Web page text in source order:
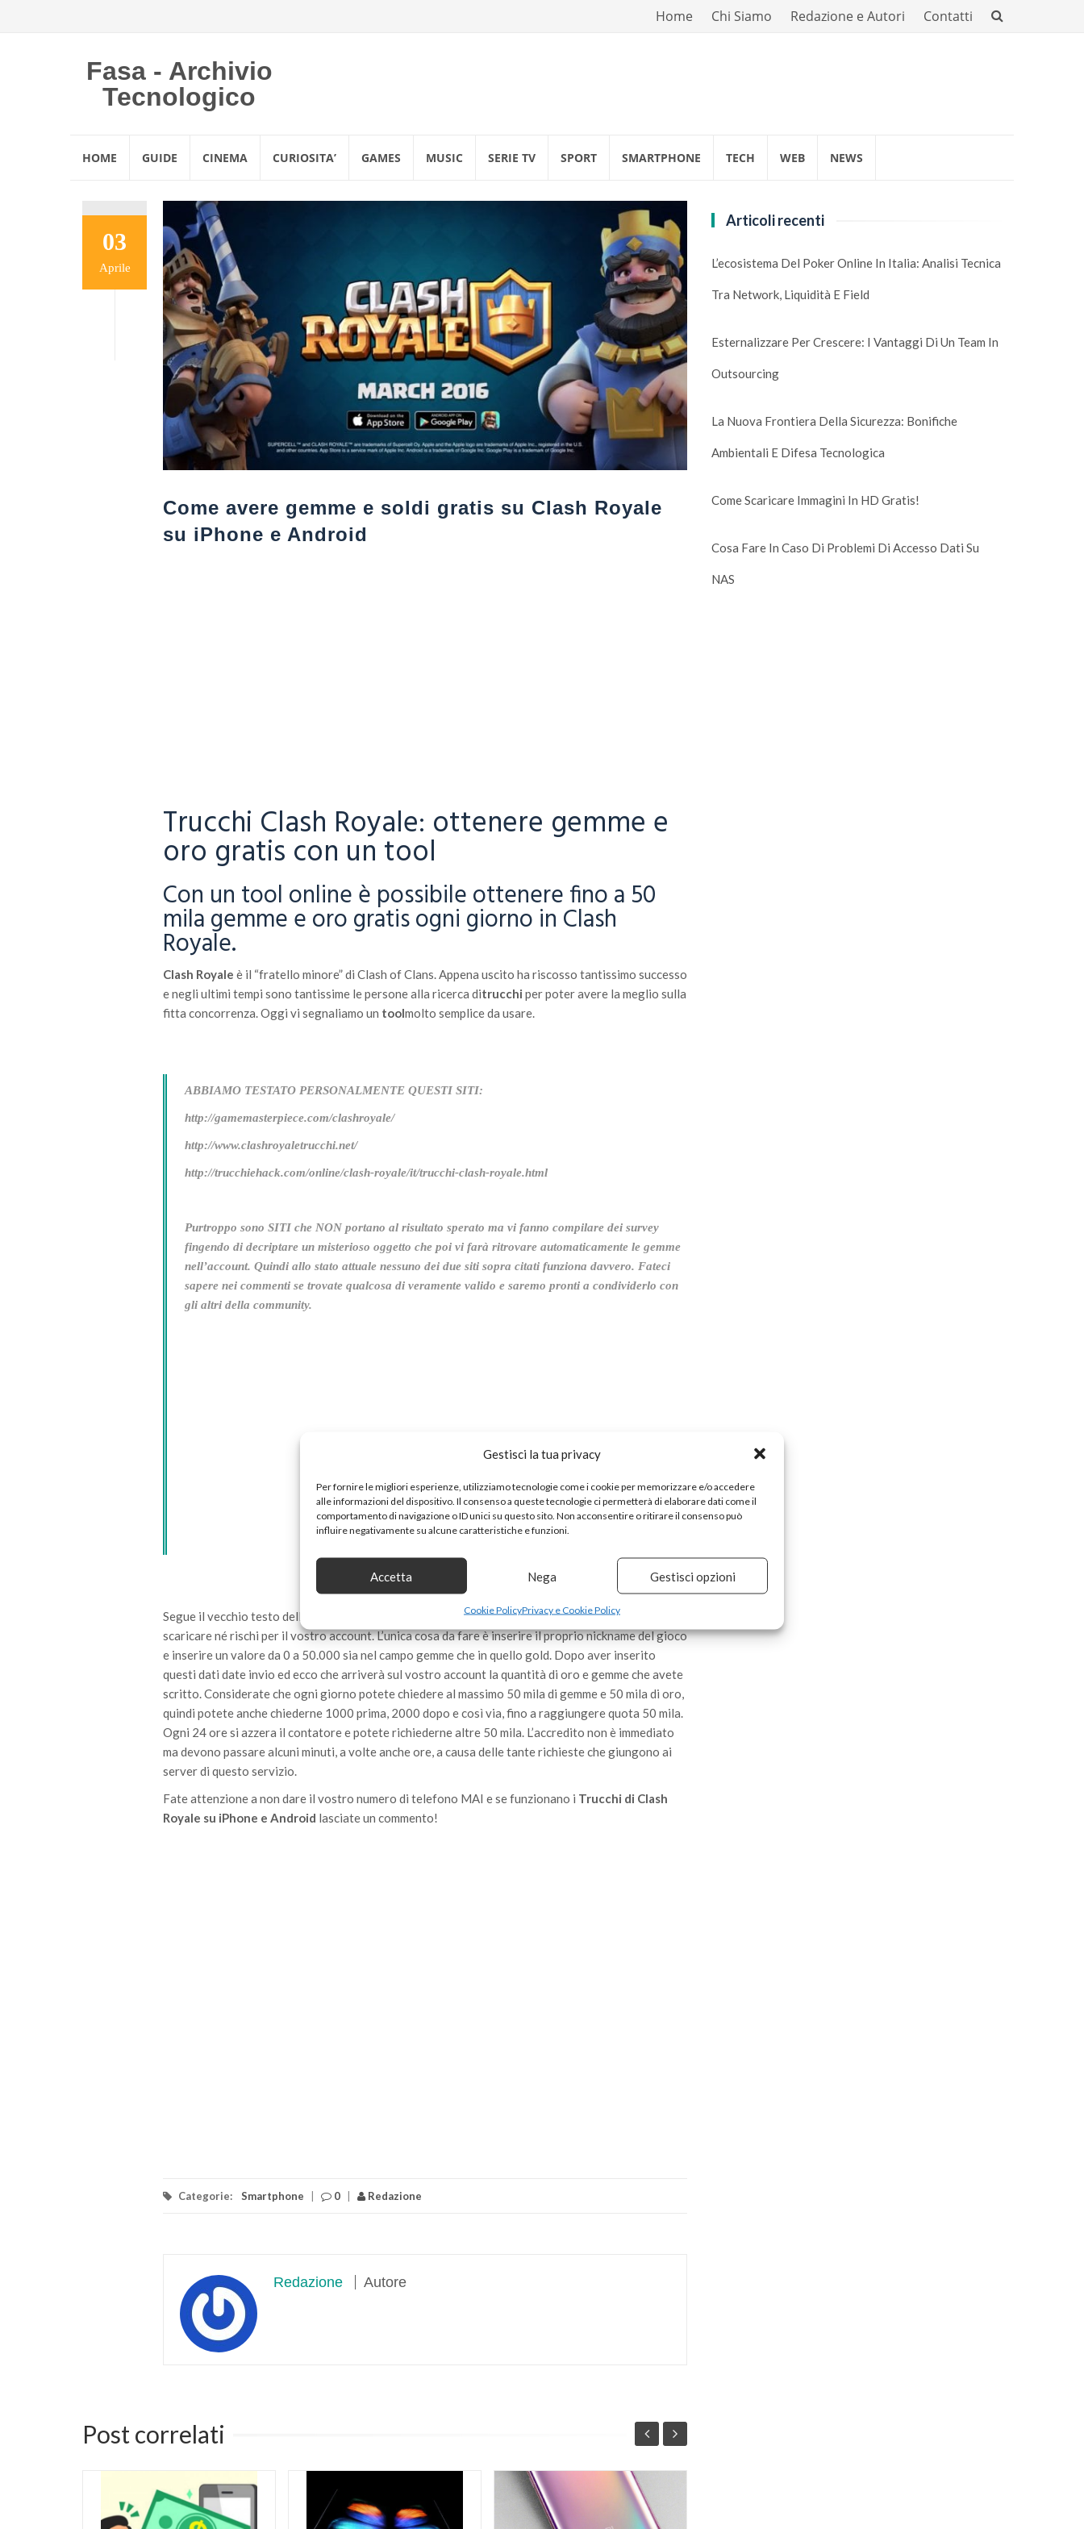
Gestisci la tua privacy
Per fornire le migliori esperienze, utilizziamo tecnologie come i cookie per memorizzare e/o accedere
alle informazioni del dispositivo. Il consenso a queste tecnologie ci permetterà di elaborare dati come il
comportamento di navigazione o ID unici su questo sito. Non acconsentire o ritirare il consenso può
influire negativamente su alcune caratteristiche e funzioni.
Accetta Nega Gestisci opzioni
Cookie PolicyPrivacy e Cookie Policy
Vai
Home Chi Siamo Redazione e Autori Contatti
Fasa - Archivio
Tecnologico
HOME GUIDE CINEMA CURIOSITA’ GAMES MUSIC SERIE TV SPORT SMARTPHONE TECH WEB NEWS
03
Aprile
Come avere gemme e soldi gratis su Clash Royale
su iPhone e Android
Trucchi Clash Royale: ottenere gemme e
oro gratis con un tool
Con un tool online è possibile ottenere fino a 50
mila gemme e oro gratis ogni giorno in Clash
Royale.
Clash Royale è il “fratello minore” di Clash of Clans. Appena uscito ha riscosso tantissimo successo
e negli ultimi tempi sono tantissime le persone alla ricerca ditrucchi per poter avere la meglio sulla
fitta concorrenza. Oggi vi segnaliamo un toolmolto semplice da usare.
ABBIAMO TESTATO PERSONALMENTE QUESTI SITI:
http://gamemasterpiece.com/clashroyale/
http://www.clashroyaletrucchi.net/
http://trucchiehack.com/online/clash-royale/it/trucchi-clash-royale.html
Purtroppo sono SITI che NON portano al risultato sperato ma vi fanno compilare dei survey
fingendo di decriptare un misterioso oggetto che poi vi farà ritrovare automaticamente le gemme
nell’account. Quindi allo stato attuale nessuno dei due siti sopra citati funziona davvero. Fateci
sapere nei commenti se trovate qualcosa di veramente valido e saremo pronti a condividerlo con
gli altri della community.
Segue il vecchio testo dell’articolo: Basta infatti andare su questo sito, tranquilli: non c’è nulla da
scaricare né rischi per il vostro account. L’unica cosa da fare è inserire il proprio nickname del gioco
e inserire un valore da 0 a 50.000 sia nel campo gemme che in quello gold. Dopo aver inserito
questi dati date invio ed ecco che arriverà sul vostro account la quantità di oro e gemme che avete
scritto. Considerate che ogni giorno potete chiedere al massimo 50 mila di gemme e 50 mila di oro,
quindi potete anche chiederne 1000 prima, 2000 dopo e così via, fino a raggiungere quota 50 mila.
Ogni 24 ore si azzera il contatore e potete richiederne altre 50 mila. L’accredito non è immediato
ma devono passare alcuni minuti, a volte anche ore, a causa delle tante richieste che giungono ai
server di questo servizio.
Fate attenzione a non dare il vostro numero di telefono MAI e se funzionano i Trucchi di Clash
Royale su iPhone e Android lasciate un commento!
Categorie: Smartphone 0 Redazione
Redazione Autore
Post correlati
Articoli recenti
L’ecosistema Del Poker Online In Italia: Analisi Tecnica
Tra Network, Liquidità E Field
Esternalizzare Per Crescere: I Vantaggi Di Un Team In
Outsourcing
La Nuova Frontiera Della Sicurezza: Bonifiche
Ambientali E Difesa Tecnologica
Come Scaricare Immagini In HD Gratis!
Cosa Fare In Caso Di Problemi Di Accesso Dati Su
NAS